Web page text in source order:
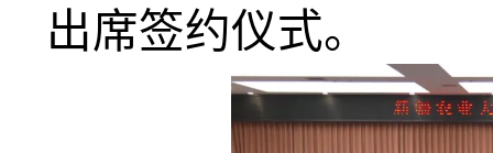
出席签约仪式。